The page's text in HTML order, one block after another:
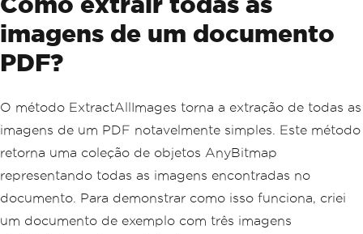
imagens de um documento
PDF?
O método ExtractAllImages torna a extração de todas as
imagens de um PDF notavelmente simples. Este método
retorna uma coleção de objetos AnyBitmap
representando todas as imagens encontradas no
documento. Para demonstrar como isso funciona, criei
um documento de exemplo com três imagens